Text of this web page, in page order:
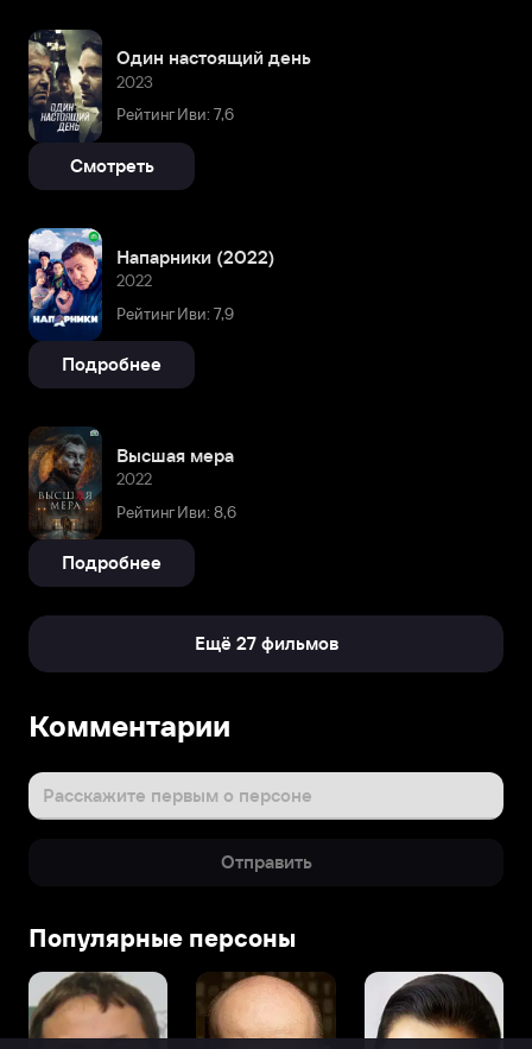
Один настоящий день
2023
Рейтинг Иви: 7,6
Смотреть
Напарники (2022)
2022
Рейтинг Иви: 7,9
Подробнее
Высшая мера
2022
Рейтинг Иви: 8,6
Подробнее
Ещё 27 фильмов
Комментарии
Расскажите первым о персоне
Отправить
Популярные персоны